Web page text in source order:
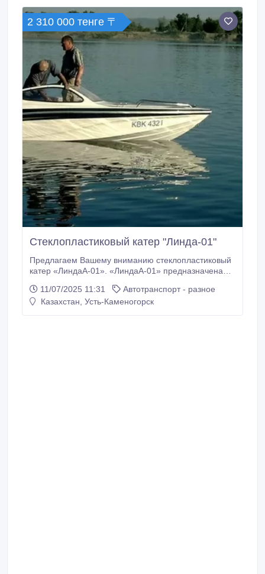
2 310 000 тенге 〒
Стеклопластиковый катер "Линда-01"
Предлагаем Вашему вниманию стеклопластиковый
катер «ЛиндаА-01». «ЛиндаА-01» предназначена
озерах и в прибрежных зонах озер, водохранилищ и
морей в светлое время суток при волнении до 0, 5м
11/07/2025 11:31
Автотранспорт - разное
Казахстан, Усть-Каменогорск